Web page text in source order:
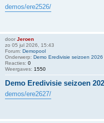
demos/ere2526/
door Jeroen
zo 05 jul 2026, 15:43
Forum: Demopool
Onderwerp: Demo Eredivisie seizoen
Reacties: 0
Weergaves: 1550
Demo Eredivisie seizoen
demos/ere2627/